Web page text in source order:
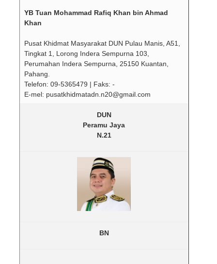
YB Tuan Mohammad Rafiq Khan bin Ahmad
Khan
Pusat Khidmat Masyarakat DUN Pulau Manis, A51,
Tingkat 1, Lorong Indera Sempurna 103,
Perumahan Indera Sempurna, 25150 Kuantan,
Pahang.
Telefon: 09-5365479 | Faks: -
E-mel: pusatkhidmatadn.n20@gmail.com
DUN
Peramu Jaya
N.21
BN